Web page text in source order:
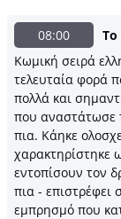
08:00
Το
Κωμική σειρά
τελευταία φορά
πολλά και
που αναστάτωσε
πια. Κάηκε
χαρακτηρίστηκε
εντοπίσουν τον
πια - επιστρέφει
εμπρησμό που